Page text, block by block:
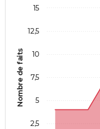
Nombre de faits
2,5
5
7,5
10
12,5
15